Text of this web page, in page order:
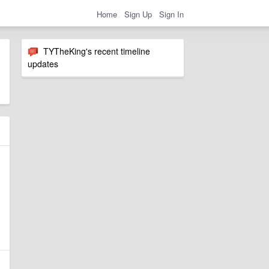
Home Sign Up Sign In
TYTheKing's recent timeline
updates